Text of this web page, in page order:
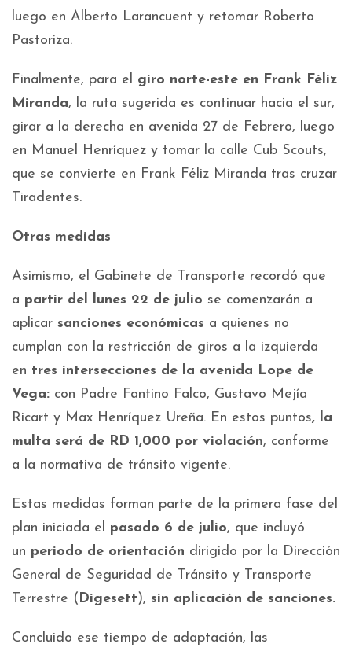
luego en Alberto Larancuent y retomar Roberto
Pastoriza.
Finalmente, para el giro norte-este en Frank Féliz
Miranda, la ruta sugerida es continuar hacia el sur,
girar a la derecha en avenida 27 de Febrero, luego
en Manuel Henríquez y tomar la calle Cub Scouts,
que se convierte en Frank Féliz Miranda tras cruzar
Tiradentes.
Otras medidas
Asimismo, el Gabinete de Transporte recordó que
a partir del lunes 22 de julio se comenzarán a
aplicar sanciones económicas a quienes no
cumplan con la restricción de giros a la izquierda
en tres intersecciones de la avenida Lope de
Vega: con Padre Fantino Falco, Gustavo Mejía
Ricart y Max Henríquez Ureña. En estos puntos, la
multa será de RD 1,000 por violación, conforme
a la normativa de tránsito vigente.
Estas medidas forman parte de la primera fase del
plan iniciada el pasado 6 de julio, que incluyó
un periodo de orientación dirigido por la Dirección
General de Seguridad de Tránsito y Transporte
Terrestre ( Digesett), sin aplicación de sanciones.
Concluido ese tiempo de adaptación, las